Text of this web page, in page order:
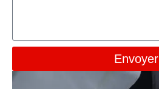
Envoyer